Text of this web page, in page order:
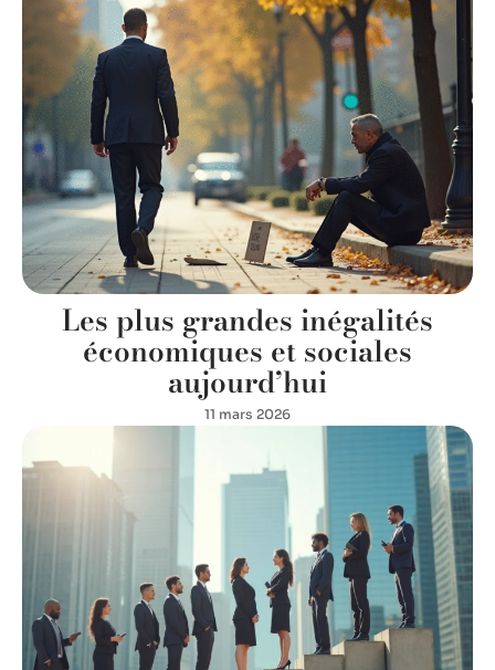
Les plus grandes inégalités
économiques et sociales
aujourd’hui
11 mars 2026